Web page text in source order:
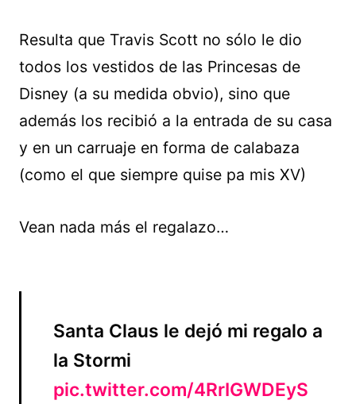
Resulta que Travis Scott no sólo le dio
todos los vestidos de las Princesas de
Disney (a su medida obvio), sino que
además los recibió a la entrada de su casa
y en un carruaje en forma de calabaza
(como el que siempre quise pa mis XV)
Vean nada más el regalazo…
Santa Claus le dejó mi regalo a
la Stormi
pic.twitter.com/4RrIGWDEyS